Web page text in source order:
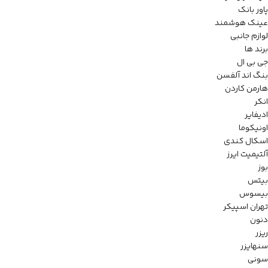
پاور بانک
عینک هوشمند
لوازم جانبی
برند ها
جی بی ال
بنگ اند آلفسن
هارمن کاردن
انکر
ادیفایر
اونیکوما
اسکال کندی
آلتیمیت ایرز
بوز
بیتس
بیسوس
تهران اسپیکر
دنون
ریزر
سنهایزر
سونی